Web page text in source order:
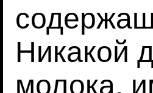
Никакой
молока,